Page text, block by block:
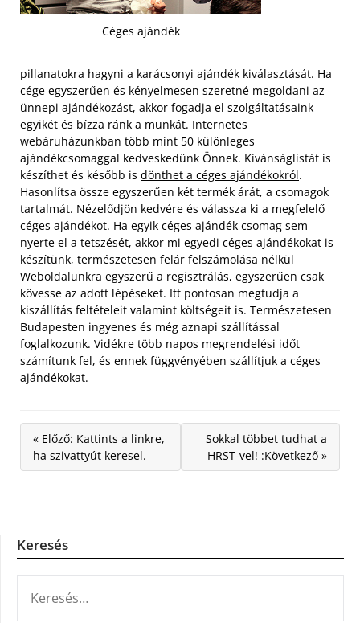
Céges ajándék
pillanatokra hagyni a karácsonyi ajándék kiválasztását. Ha
cége egyszerűen és kényelmesen szeretné megoldani az
ünnepi ajándékozást, akkor fogadja el szolgáltatásaink
egyikét és bízza ránk a munkát. Internetes
webáruházunkban több mint 50 különleges
ajándékcsomaggal kedveskedünk Önnek. Kívánságlistát is
készíthet és később is dönthet a céges ajándékokról.
Hasonlítsa össze egyszerűen két termék árát, a csomagok
tartalmát. Nézelődjön kedvére és válassza ki a megfelelő
céges ajándékot. Ha egyik céges ajándék csomag sem
nyerte el a tetszését, akkor mi egyedi céges ajándékokat is
készítünk, természetesen felár felszámolása nélkül
Weboldalunkra egyszerű a regisztrálás, egyszerűen csak
kövesse az adott lépéseket. Itt pontosan megtudja a
kiszállítás feltételeit valamint költségeit is. Természetesen
Budapesten ingyenes és még aznapi szállítással
foglalkozunk. Vidékre több napos megrendelési időt
számítunk fel, és ennek függvényében szállítjuk a céges
ajándékokat.
« Előző: Kattints a linkre,
ha szivattyút keresel.
Sokkal többet tudhat a
HRST-vel! :Következő »
Keresés